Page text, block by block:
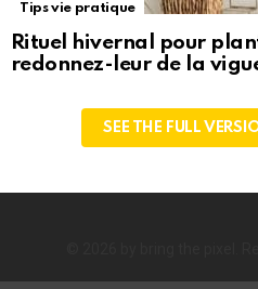
Tips vie pratique
Rituel hivernal pour
redonnez-leur de la
SEE THE FULL